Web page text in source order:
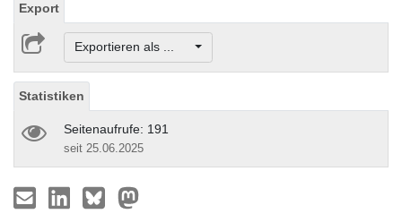
Export
Exportieren als ...
Statistiken
Seitenaufrufe: 191
seit 25.06.2025